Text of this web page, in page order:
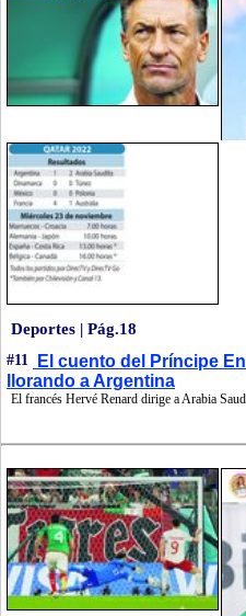
Deportes | Pág.18
#11
El cuento del Príncipe
llorando a Argentina
El francés Hervé Renard dirige a Arabia